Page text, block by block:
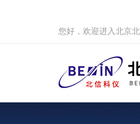
您好，欢迎进入北京